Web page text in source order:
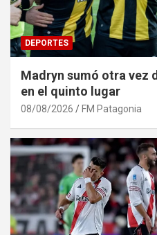
DEPORTES
Madryn sumó otra vez
en el quinto lugar
08/08/2026 FM Patagonia